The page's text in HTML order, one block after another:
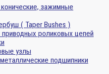
зажимные
( Taper Bushes )
роликовых цепей
узлы
подшипники